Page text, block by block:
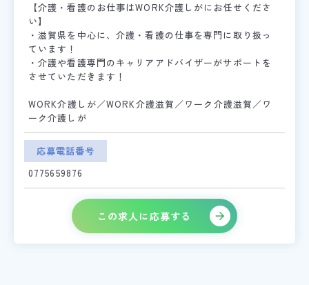
【介護・看護のお仕事はWORK介護しがにお任せくださ
い】
・滋賀県を中心に、介護・看護の仕事を専門に取り扱っ
ています！
・介護や看護専門のキャリアアドバイザーがサポートを
させていただきます！
WORK介護しが／WORK介護滋賀／ワーク介護滋賀／ワ
ーク介護しが
応募電話番号
0775659876
この求人に応募する